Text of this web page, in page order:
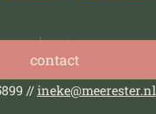
contact
//ineke@meerester.nl